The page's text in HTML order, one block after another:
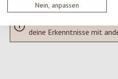
Nein, anpassen
deine Erkenntnisse mit